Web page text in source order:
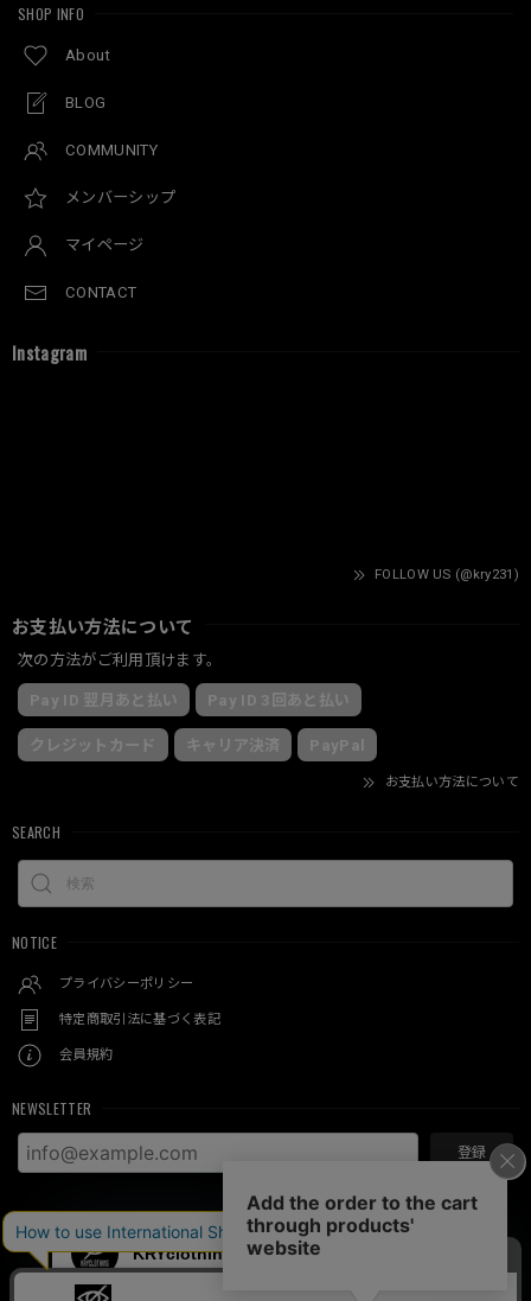
SHOP INFO
About
BLOG
COMMUNITY
メンバーシップ
マイページ
CONTACT
Instagram
FOLLOW US (@kry231)
お支払い方法について
次の方法がご利用頂けます。
Pay ID 翌月あと払い Pay ID 3回あと払い
クレジットカード キャリア決済 PayPal
お支払い方法について
SEARCH
NOTICE
プライバシーポリシー
特定商取引法に基づく表記
会員規約
NEWSLETTER
登録